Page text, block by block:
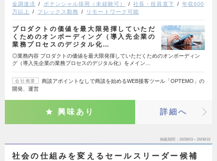
金調達済
ポテンシャル採用（未経験可） 社長・役員直下
年収600
万以上
フレックス勤務 リモートワーク可能
プロダクトの価値を最大限発揮していただ
くためのオンボーディング（導入先企業の
業務プロセスのデジタル化…
◎業務内容 プロダクトの価値を最大限発揮していただくためのオンボーディン
グ（導入先企業の業務プロセスのデジタル化）をメイン…
会社概要
商談アポイントなしで商談を始めるWEB接客ツール「OPTEMO」の
開発、運営
興味あり 詳細へ
掲載期間 26/08/03～26/08/16
社会の仕組みを変えるセールスリーダー候補